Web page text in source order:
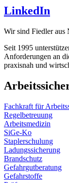
LinkedIn
Wir sind Fiedler aus
Seit 1995
Anforderungen an
praxisnah und
Fachkraft für
Regelbetreuung
Arbeitsmedizin
SiGe-Ko
Staplerschulung
Ladungssicherung
Brandschutz
Gefahrgutberatung
Gefahrstoffe